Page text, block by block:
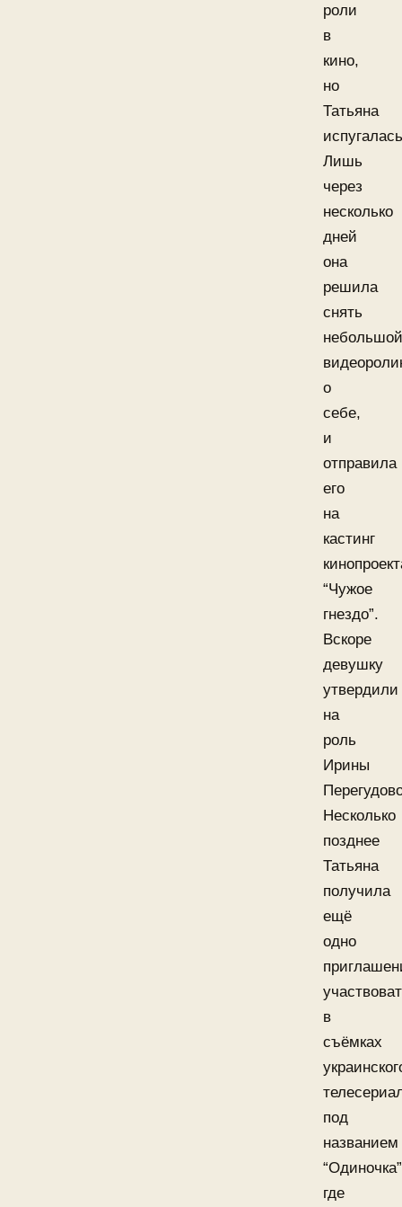
роли
в
кино,
но
Татьяна
Лишь
через
несколько
дней
она
решила
снять
небольшой
о
себе,
и
отправила
его
на
кастинг
“Чужое
гнездо”.
Вскоре
девушку
утвердили
на
роль
Ирины
Несколько
позднее
Татьяна
получила
ещё
одно
в
съёмках
под
названием
где